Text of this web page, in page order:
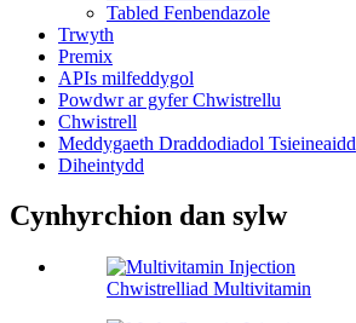
Tabled Fenbendazole
Trwyth
Premix
APIs milfeddygol
Powdwr ar gyfer Chwistrellu
Chwistrell
Meddygaeth Draddodiadol Tsieineaidd
Diheintydd
Cynhyrchion dan sylw
Chwistrelliad Multivitamin